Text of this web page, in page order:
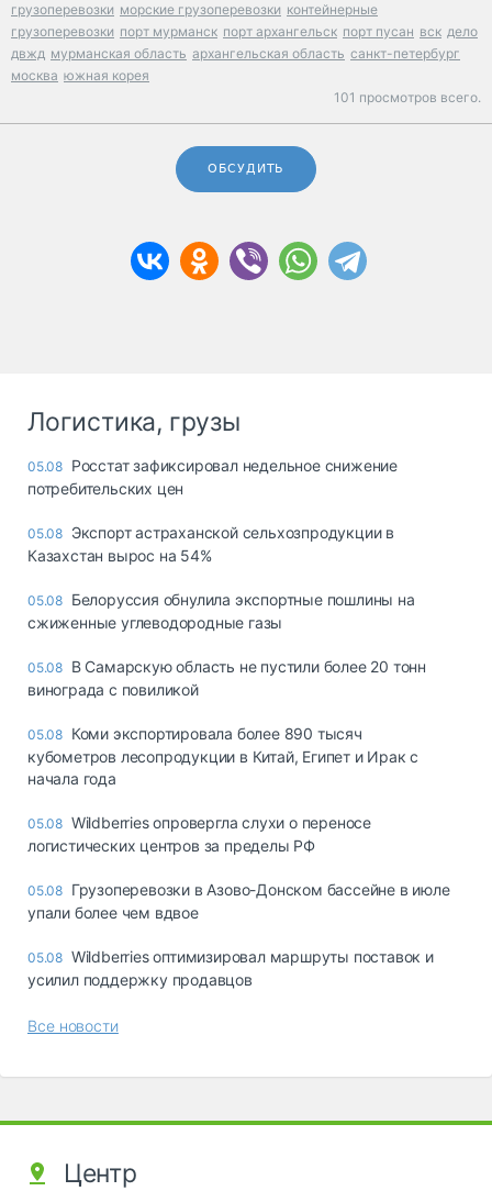
грузоперевозки морские грузоперевозки контейнерные
грузоперевозки порт мурманск порт архангельск порт пусан вск дело
двжд мурманская область архангельская область санкт-петербург
москва южная корея
101 просмотров всего.
ОБСУДИТЬ
Логистика, грузы
05.08 Росстат зафиксировал недельное снижение
потребительских цен
05.08 Экспорт астраханской сельхозпродукции в
Казахстан вырос на 54%
05.08 Белоруссия обнулила экспортные пошлины на
сжиженные углеводородные газы
05.08 В Самарскую область не пустили более 20 тонн
винограда с повиликой
05.08 Коми экспортировала более 890 тысяч
кубометров лесопродукции в Китай, Египет и Ирак с
начала года
05.08 Wildberries опровергла слухи о переносе
логистических центров за пределы РФ
05.08 Грузоперевозки в Азово-Донском бассейне в июле
упали более чем вдвое
05.08 Wildberries оптимизировал маршруты поставок и
усилил поддержку продавцов
Все новости
Центр